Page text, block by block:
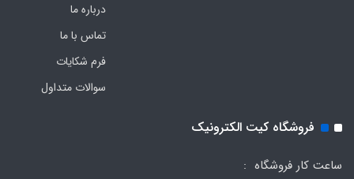
درباره ما
تماس با ما
فرم‌ شکایات
سوالات متداول
فروشگاه کیت الکترونیک
ساعت کار فروشگاه :